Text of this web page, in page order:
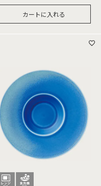
カートに入れる